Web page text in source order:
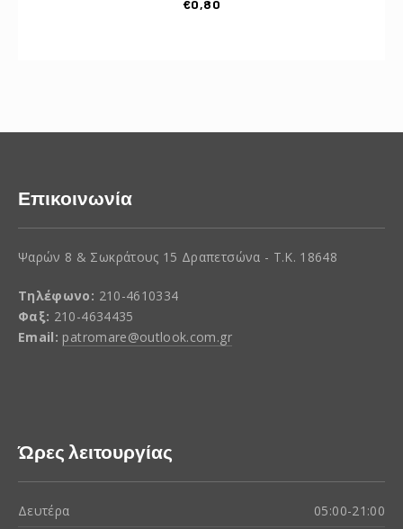
€0,80
Επικοινωνία
Ψαρών 8 & Σωκράτους 15 Δραπετσώνα - Τ.Κ. 18648
Τηλέφωνο: 210-4610334
Φαξ: 210-4634435
Email: patromare@outlook.com.gr
Ώρες λειτουργίας
Δευτέρα
05:00-21:00